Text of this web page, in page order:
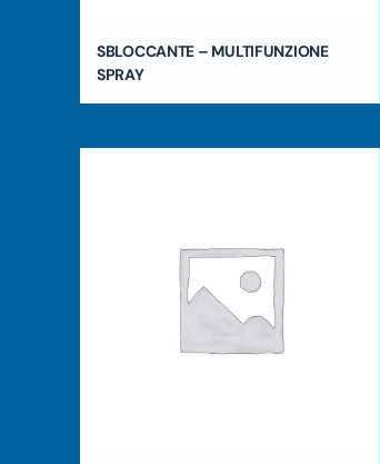
SBLOCCANTE – MULTIFUNZIONE
SPRAY